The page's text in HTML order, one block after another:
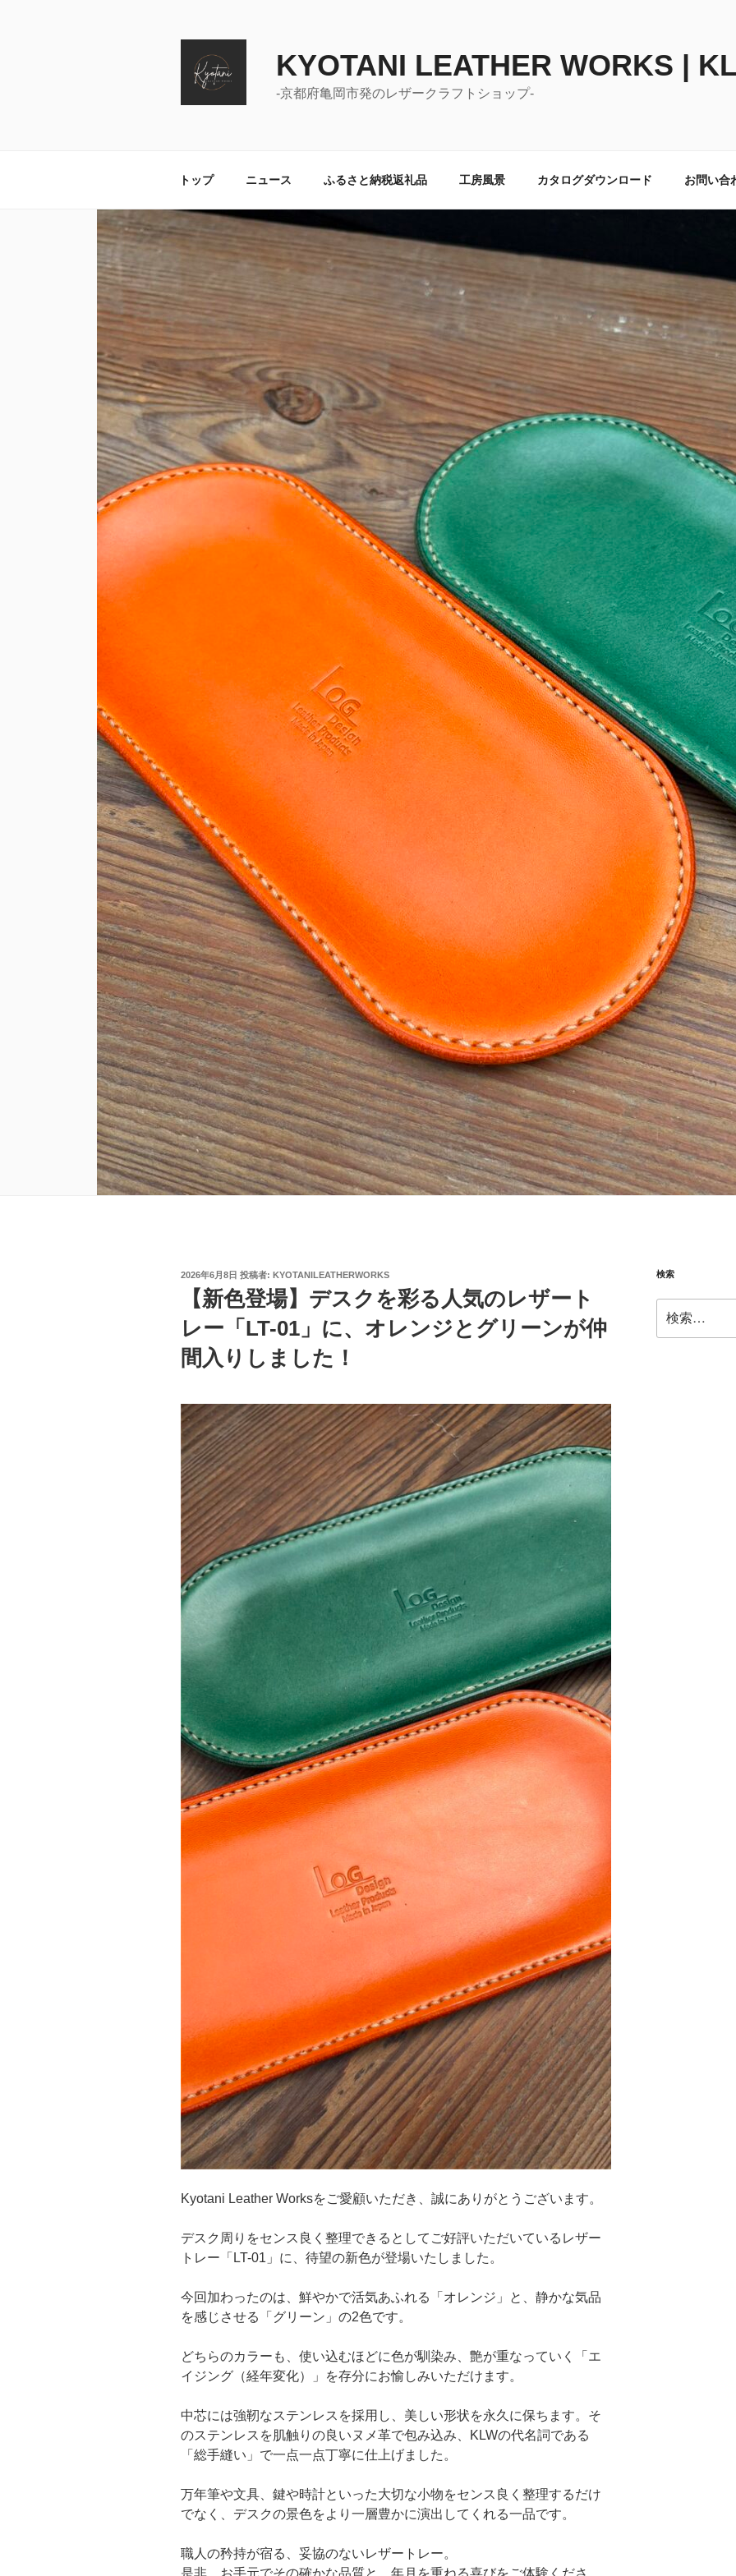
KYOTANI LEATHER WORKS |
-京都府亀岡市発のレザークラフトショップ-
トップ ニュース ふるさと納税返礼品 工房風景 カタログダウンロード お問い合
投
2026年6月8日 投稿者: KYOTANILEATHERWORKS
【新色登場】デスクを彩る人気のレザート
レー「LT-01」に、オレンジとグリーンが仲
間入りしました！
Kyotani Leather Worksをご愛顧いただき、誠にありがとうございます。
デスク周りをセンス良く整理できるとしてご好評いただいているレザー
トレー「LT-01」に、待望の新色が登場いたしました。
今回加わったのは、鮮やかで活気あふれる「オレンジ」と、静かな気品
を感じさせる「グリーン」の2色です。
どちらのカラーも、使い込むほどに色が馴染み、艶が重なっていく「エ
イジング（経年変化）」を存分にお愉しみいただけます。
中芯には強靭なステンレスを採用し、美しい形状を永久に保ちます。そ
のステンレスを肌触りの良いヌメ革で包み込み、KLWの代名詞である
「総手縫い」で一点一点丁寧に仕上げました。
万年筆や文具、鍵や時計といった大切な小物をセンス良く整理するだけ
でなく、デスクの景色をより一層豊かに演出してくれる一品です。
職人の矜持が宿る、妥協のないレザートレー。
検索
索: